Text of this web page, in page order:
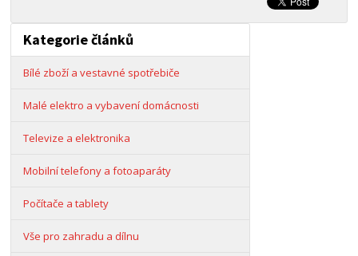
Kategorie článků
Bílé zboží a vestavné spotřebiče
Malé elektro a vybavení domácnosti
Televize a elektronika
Mobilní telefony a fotoaparáty
Počítače a tablety
Vše pro zahradu a dílnu